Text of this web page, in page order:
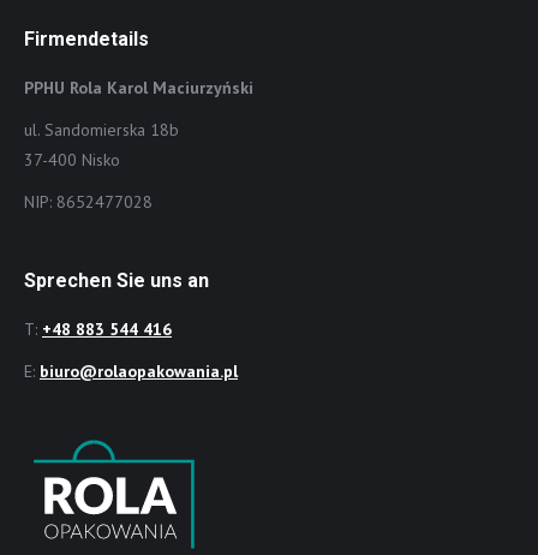
Firmendetails
PPHU Rola Karol Maciurzyński
ul. Sandomierska 18b
37-400 Nisko
NIP: 8652477028
Sprechen Sie uns an
T: +48 883 544 416
E: biuro@rolaopakowania.pl